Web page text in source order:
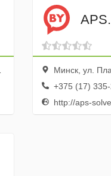
Минск, ул.
+375 (17) 335-
http://aps-